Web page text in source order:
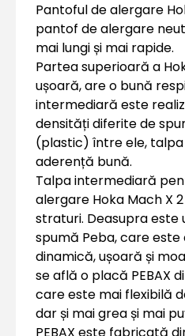
Pantoful de alergare
pantof de alergare
mai lungi și mai rapide.
Partea superioară a
ușoară, are o bună
intermediară este
densități diferite de
(plastic) între ele,
aderență bună.
Talpa intermediară
alergare Hoka Mach X
straturi. Deasupra este
spumă Peba, care
dinamică, ușoară și
se află o placă PEBAX
care este mai flexibilă
dar și mai grea și mai